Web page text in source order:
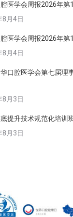
医学会周报2026年第
8月4日
医学会周报2026年第
8月4日
口腔医学会第七届理
8月3日
提升技术规范化培训
8月3日